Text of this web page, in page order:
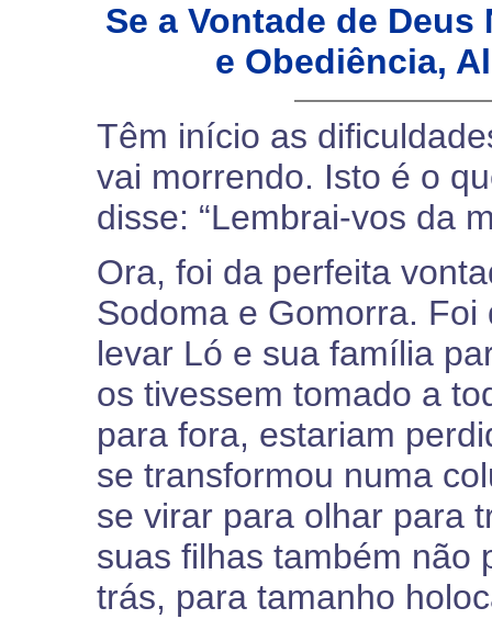
Se a Vontade de
e Obediência,
Têm início as
vai morrendo. Isto é o
disse: “Lembrai-vos da
Ora, foi da perfeita
Sodoma e Gomorra.
levar Ló e sua família
os tivessem tomado a
para fora, estariam
se transformou numa
se virar para olhar para
suas filhas também não
trás, para tamanho